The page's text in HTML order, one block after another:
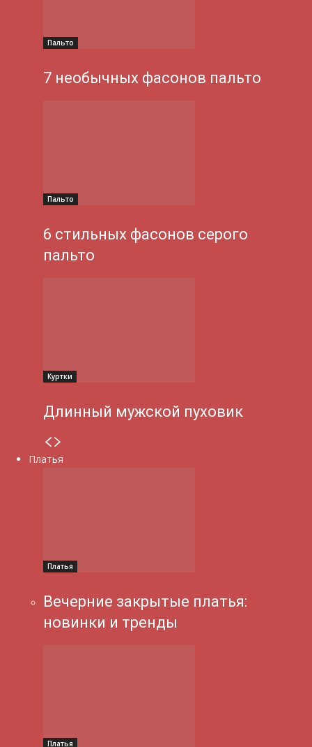
Пальто
7 необычных фасонов пальто
Пальто
6 стильных фасонов серого
пальто
Куртки
Длинный мужской пуховик
Платья
Платья
Вечерние закрытые платья:
новинки и тренды
Платья